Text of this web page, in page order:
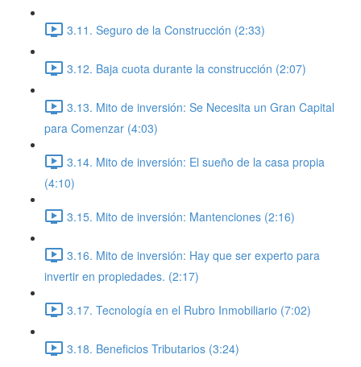
3.11. Seguro de la Construcción (2:33)
3.12. Baja cuota durante la construcción (2:07)
3.13. Mito de inversión: Se Necesita un Gran Capital
para Comenzar (4:03)
3.14. Mito de inversión: El sueño de la casa propia
(4:10)
3.15. Mito de inversión: Mantenciones (2:16)
3.16. Mito de inversión: Hay que ser experto para
invertir en propiedades. (2:17)
3.17. Tecnología en el Rubro Inmobiliario (7:02)
3.18. Beneficios Tributarios (3:24)